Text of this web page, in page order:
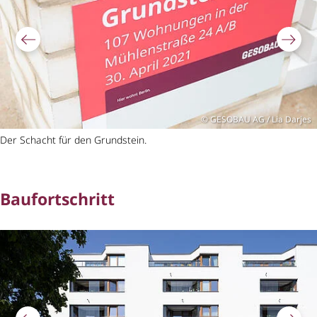
GESOBAU AG / Lia Darjes
Der Schacht für den Grundstein.
Baufortschritt
Bildergalerie überspringen